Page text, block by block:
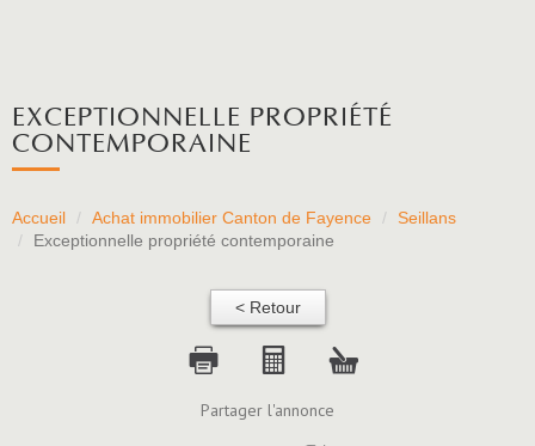
EXCEPTIONNELLE PROPRIÉTÉ
CONTEMPORAINE
Accueil Achat immobilier Canton de Fayence
Seillans
Exceptionnelle propriété contemporaine
< Retour
Partager l'annonce